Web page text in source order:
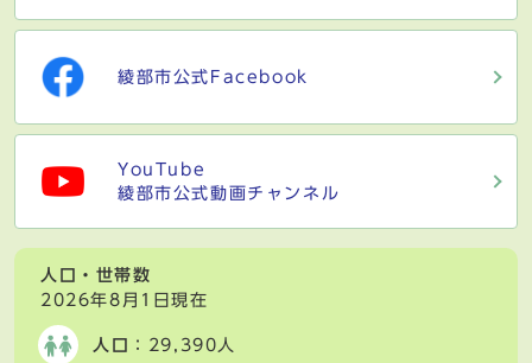
綾部市公式Facebook
YouTube
綾部市公式動画チャンネル
人口・世帯数
2026年8月1日現在
人口 ：29,390人